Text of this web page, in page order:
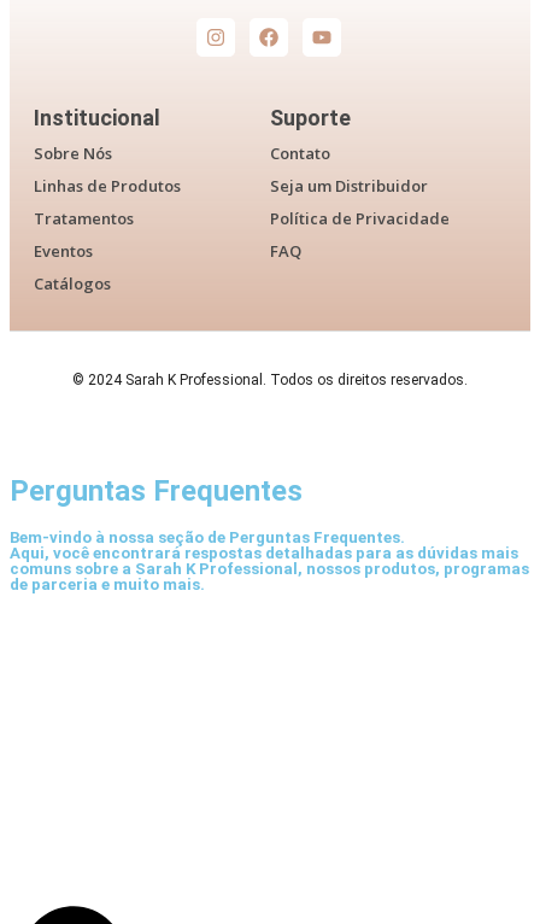
Institucional
Sobre Nós
Linhas de Produtos
Tratamentos
Eventos
Catálogos
Suporte
Contato
Seja um Distribuidor
Política de Privacidade
FAQ
© 2024 Sarah K Professional. Todos os direitos reservados.
Perguntas Frequentes
Bem-vindo à nossa seção de Perguntas Frequentes.
Aqui, você encontrará respostas detalhadas para as dúvidas mais
comuns sobre a Sarah K Professional, nossos produtos, programas
de parceria e muito mais.